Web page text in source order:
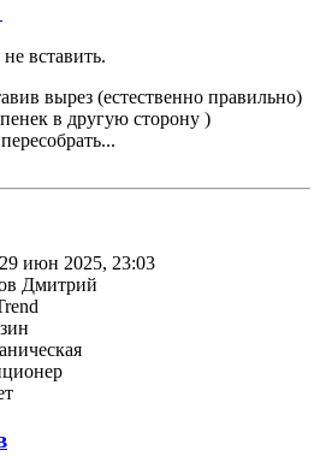
вставить.
вырез (естественно правильно)
в другую сторону )
29 июн 2025, 23:03
Дмитрий